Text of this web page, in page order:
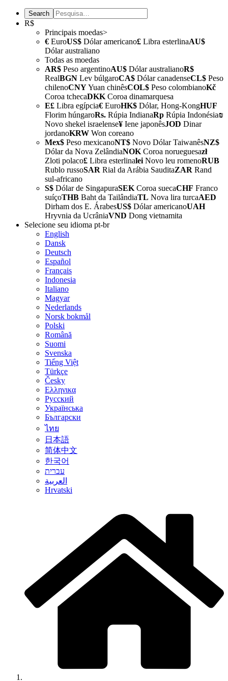
R$
Principais moedas>
€ EuroUS$ Dólar americano£ Libra esterlinaAU$
Dólar australiano
Todas as moedas
AR$ Peso argentinoAU$ Dólar australianoR$
RealBGN Lev búlgaroCA$ Dólar canadenseCL$ Peso
chilenoCNYYuan chinêsCOL$ Peso colombianoKč
Coroa tchecaDKK Coroa dinamarquesa
E£ Libra egípcia€ EuroHK$ Dólar, Hong-KongHUF
Florim húngaroRs. Rúpia IndianaRp Rúpia Indonésia₪
Novo shekel israelense¥ Iene japonêsJOD Dinar
jordanoKRW Won coreano
Mex$ Peso mexicanoNT$ Novo Dólar TaiwanêsNZ$
Dólar da Nova ZelândiaNOK Coroa norueguesazł
Zloti polaco£ Libra esterlinalei Novo leu romenoRUB
Rublo russoSAR Rial da Arábia SauditaZAR Rand
sul-africano
S$ Dólar de SingapuraSEK Coroa suecaCHF Franco
suíçoTHB Baht da TailândiaTL Nova lira turcaAED
Dirham dos E. ÁrabesUS$ Dólar americanoUAH
Hryvnia da UcrâniaVND Dong vietnamita
Selecione seu idioma pt-br
English
Dansk
Deutsch
Español
Français
Indonesia
Italiano
Magyar
Nederlands
Norsk bokmål
Polski
Română
Suomi
Svenska
Tiếng Việt
Türkçe
Česky
Ελληνικα
Русский
Українська
Български
ไทย
日本語
简体中文
한국어
עברית
العربية
Hrvatski